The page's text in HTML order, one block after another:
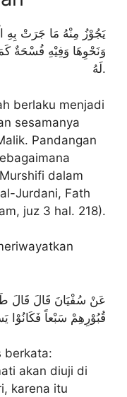
يَجُوْزُ مِنْهُ مَا جَرَتْ بِهِ
وَنَحْوِهَا وَفِيْهِ فُسْحَةٌ
لَهُ.
berlaku menjadi
sesamanya
Pandangan
dalam
Jurdani, Fath
juz 3 hal. 218).
عَنْ سُفْيَانَ قَالَ قَالَ
قُبُوْرِهِمْ سَبْعاً فَكَانُوْا
berkata:
akan diuji di
karena itu